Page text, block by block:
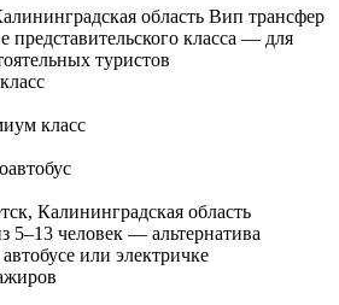
область Вип трансфер
представительского класса — для
туристов
класс
Калининградская область
5–13 человек — альтернатива
или электричке